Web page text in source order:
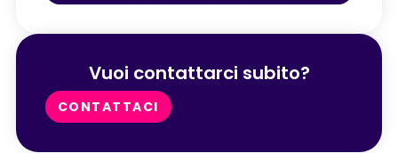
Vuoi contattarci subito?
CONTATTACI